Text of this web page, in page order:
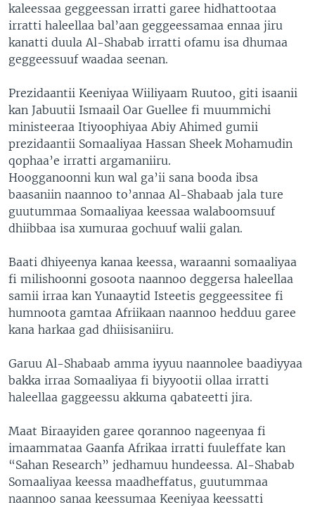
kaleessaa geggeessan irratti garee hidhattootaa
irratti haleellaa bal’aan geggeessamaa ennaa jiru
kanatti duula Al-Shabab irratti ofamu isa dhumaa
geggeessuuf waadaa seenan.
Prezidaantii Keeniyaa Wiiliyaam Ruutoo, giti isaanii
kan Jabuutii Ismaail Oar Guellee fi muummichi
ministeeraa Itiyoophiyaa Abiy Ahimed gumii
prezidaantii Somaaliyaa Hassan Sheek Mohamudin
qophaa’e irratti argamaniiru.
Hoogganoonni kun wal ga’ii sana booda ibsa
baasaniin naannoo to’annaa Al-Shabaab jala ture
guutummaa Somaaliyaa keessaa walaboomsuuf
dhiibbaa isa xumuraa gochuuf walii galan.
Baati dhiyeenya kanaa keessa, waraanni somaaliyaa
fi milishoonni gosoota naannoo deggersa haleellaa
samii irraa kan Yunaaytid Isteetis geggeessitee fi
humnoota gamtaa Afriikaan naannoo hedduu garee
kana harkaa gad dhiisisaniiru.
Garuu Al-Shabaab amma iyyuu naannolee baadiyyaa
bakka irraa Somaaliyaa fi biyyootii ollaa irratti
haleellaa gaggeessu akkuma qabateetti jira.
Maat Biraayiden garee qorannoo nageenyaa fi
imaammataa Gaanfa Afrikaa irratti fuuleffate kan
“Sahan Research” jedhamuu hundeessa. Al-Shabab
Somaaliyaa keessa maadheffatus, guutummaa
naannoo sanaa keessumaa Keeniyaa keessatti